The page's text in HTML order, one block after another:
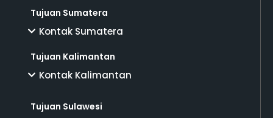
Tujuan Sumatera
Kontak Sumatera
Tujuan Kalimantan
Kontak Kalimantan
Tujuan Sulawesi